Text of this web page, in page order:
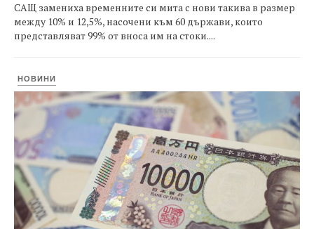
САЩ замениха временните си мита с нови такива в размер
между 10% и 12,5%, насочени към 60 държави, които
представляват 99% от вноса им на стоки....
НОВИНИ